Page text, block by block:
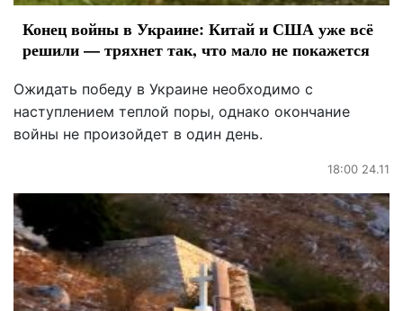
Конец войны в Украине: Китай и США уже всё
решили — тряхнет так, что мало не покажется
Ожидать победу в Украине необходимо с
наступлением теплой поры, однако окончание
войны не произойдет в один день.
18:00 24.11